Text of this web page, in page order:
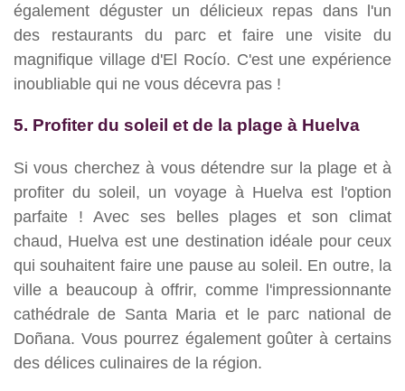
également déguster un délicieux repas dans l'un
des restaurants du parc et faire une visite du
magnifique village d'El Rocío. C'est une expérience
inoubliable qui ne vous décevra pas !
5. Profiter du soleil et de la plage à Huelva
Si vous cherchez à vous détendre sur la plage et à
profiter du soleil, un voyage à Huelva est l'option
parfaite ! Avec ses belles plages et son climat
chaud, Huelva est une destination idéale pour ceux
qui souhaitent faire une pause au soleil. En outre, la
ville a beaucoup à offrir, comme l'impressionnante
cathédrale de Santa Maria et le parc national de
Doñana. Vous pourrez également goûter à certains
des délices culinaires de la région.